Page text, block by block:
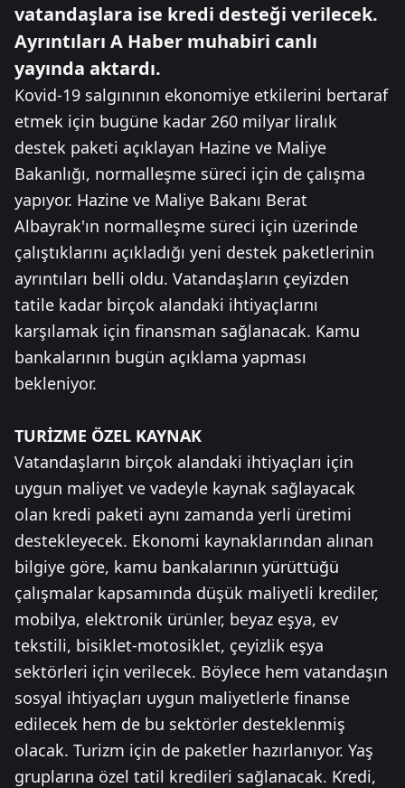
vatandaşlara ise kredi desteği verilecek.
Ayrıntıları A Haber muhabiri canlı
yayında aktardı.
Kovid-19 salgınının ekonomiye etkilerini bertaraf
etmek için bugüne kadar 260 milyar liralık
destek paketi açıklayan Hazine ve Maliye
Bakanlığı, normalleşme süreci için de çalışma
yapıyor. Hazine ve Maliye Bakanı Berat
Albayrak'ın normalleşme süreci için üzerinde
çalıştıklarını açıkladığı yeni destek paketlerinin
ayrıntıları belli oldu. Vatandaşların çeyizden
tatile kadar birçok alandaki ihtiyaçlarını
karşılamak için finansman sağlanacak. Kamu
bankalarının bugün açıklama yapması
bekleniyor.
TURİZME ÖZEL KAYNAK
Vatandaşların birçok alandaki ihtiyaçları için
uygun maliyet ve vadeyle kaynak sağlayacak
olan kredi paketi aynı zamanda yerli üretimi
destekleyecek. Ekonomi kaynaklarından alınan
bilgiye göre, kamu bankalarının yürüttüğü
çalışmalar kapsamında düşük maliyetli krediler,
mobilya, elektronik ürünler, beyaz eşya, ev
tekstili, bisiklet-motosiklet, çeyizlik eşya
sektörleri için verilecek. Böylece hem vatandaşın
sosyal ihtiyaçları uygun maliyetlerle finanse
edilecek hem de bu sektörler desteklenmiş
olacak. Turizm için de paketler hazırlanıyor. Yaş
gruplarına özel tatil kredileri sağlanacak. Kredi,